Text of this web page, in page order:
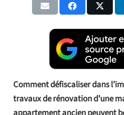
Comment défiscaliser dans
travaux de rénovation d’une